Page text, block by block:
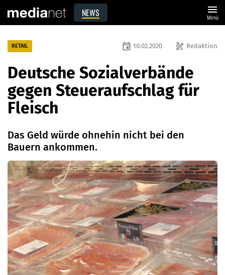
NEWS menu
Menü
RETAIL draw Redaktion
event 10.02.2020
Deutsche Sozialverbände
gegen Steueraufschlag für
Fleisch
Das Geld würde ohnehin nicht bei den
Bauern ankommen.